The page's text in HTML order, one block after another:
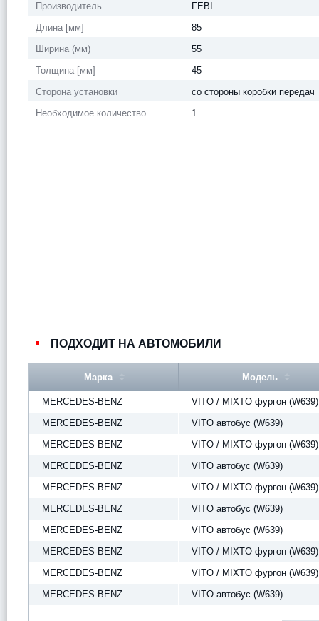
Производитель
FEBI
Длина [мм]
85
Ширина (мм)
55
Толщина [мм]
45
Сторона установки
со стороны коробки передач
Необходимое количество
1
ПОДХОДИТ НА АВТОМОБИЛИ
Марка Модель
MERCEDES-BENZ
VITO / MIXTO фургон (W639)
MERCEDES-BENZ
VITO автобус (W639)
MERCEDES-BENZ
VITO / MIXTO фургон (W639)
MERCEDES-BENZ
VITO автобус (W639)
MERCEDES-BENZ
VITO / MIXTO фургон (W639)
MERCEDES-BENZ
VITO автобус (W639)
MERCEDES-BENZ
VITO автобус (W639)
MERCEDES-BENZ
VITO / MIXTO фургон (W639)
MERCEDES-BENZ
VITO / MIXTO фургон (W639)
MERCEDES-BENZ
VITO автобус (W639)